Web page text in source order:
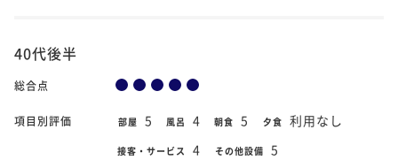
40代後半
総合点
項目別評価 部屋 5 風呂 4 朝食 5 夕食 利用なし
接客・サービス 4 その他設備 5